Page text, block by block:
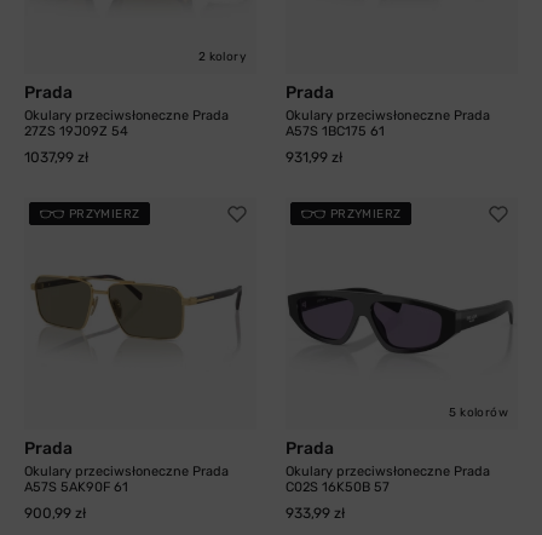
2 kolory
Prada
Okulary przeciwsłoneczne Prada
27ZS 19J09Z 54
1037,99 zł
Prada
Okulary przeciwsłoneczne Prada
A57S 1BC175 61
931,99 zł
PRZYMIERZ
Prada
Okulary przeciwsłoneczne Prada
A57S 5AK90F 61
900,99 zł
PRZYMIERZ
5 kolorów
Prada
Okulary przeciwsłoneczne Prada
C02S 16K50B 57
933,99 zł